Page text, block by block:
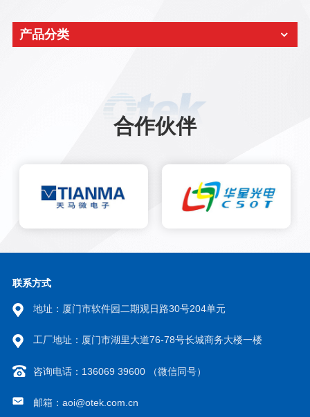
产品分类
合作伙伴
联系方式
地址：厦门市软件园二期观日路30号204单元
工厂地址：厦门市湖里大道76-78号长城商务大楼一楼
咨询电话：136069 39600 （微信同号）
邮箱：aoi@otek.com.cn